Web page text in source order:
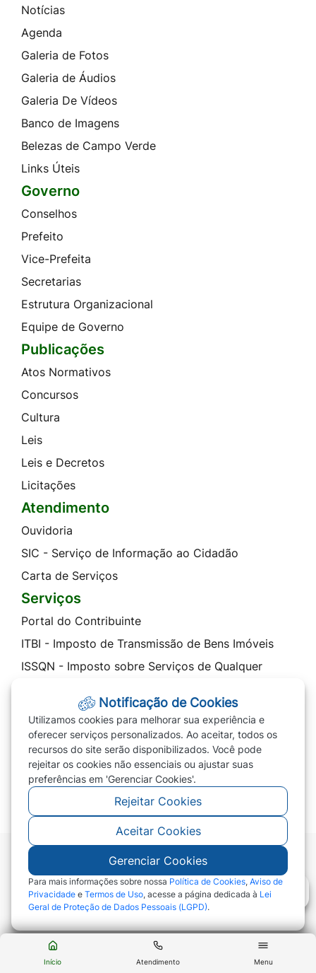
Início Atendimento Menu
Notícias
Agenda
Galeria de Fotos
Galeria de Áudios
Galeria De Vídeos
Banco de Imagens
Belezas de Campo Verde
Links Úteis
Governo
Conselhos
Prefeito
Vice-Prefeita
Secretarias
Estrutura Organizacional
Equipe de Governo
Publicações
Atos Normativos
Concursos
Cultura
Leis
Leis e Decretos
Licitações
Atendimento
Ouvidoria
SIC - Serviço de Informação ao Cidadão
Carta de Serviços
Serviços
Portal do Contribuinte
ITBI - Imposto de Transmissão de Bens Imóveis
ISSQN - Imposto sobre Serviços de Qualquer
Cota Única 2026 / Parcelar IPTU 2026
Transparência
Prefeitura
PREVIVERDE
©2026 - Prefeitura de Campo Verde - MT - Todos
os direitos reservados
Notificação de Cookies
Utilizamos cookies para melhorar sua experiência e
oferecer serviços personalizados. Ao aceitar, todos os
recursos do site serão disponibilizados. Você pode
rejeitar os cookies não essenciais ou ajustar suas
preferências em 'Gerenciar Cookies'.
Rejeitar Cookies
Aceitar Cookies
Gerenciar Cookies
Para mais informações sobre nossa Política de Cookies, Aviso de
Privacidade e Termos de Uso, acesse a página dedicada à Lei
Geral de Proteção de Dados Pessoais (LGPD).